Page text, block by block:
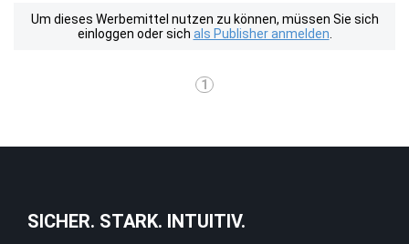
Um dieses Werbemittel nutzen zu können, müssen Sie sich
einloggen oder sich als Publisher anmelden
1
SICHER. STARK. INTUITIV.